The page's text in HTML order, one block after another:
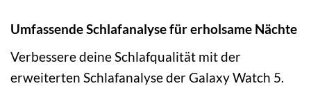
Umfassende Schlafanalyse für erholsame Nächte
Verbessere deine Schlafqualität mit der
erweiterten Schlafanalyse der Galaxy Watch 5.